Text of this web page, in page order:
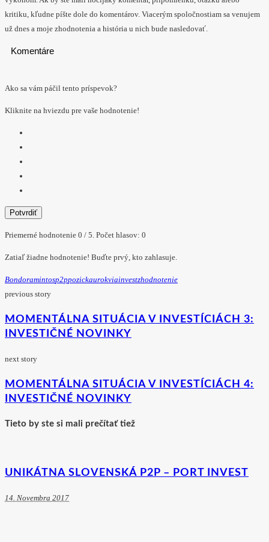
kritiku, kľudne píšte dole do komentárov. Viacerým spoločnostiam sa venujem
už dnes a moje zhodnotenia a história u nich bude nasledovať.
Komentáre
Ako sa vám páčil tento príspevok?
Kliknite na hviezdu pre vaše hodnotenie!
Potvrdiť
Priemerné hodnotenie 0 / 5. Počet hlasov: 0
Zatiaľ žiadne hodnotenie! Buďte prvý, kto zahlasuje.
BondoraMintosP2pPozickaUrokViainvestZhodnotenie
previous story
MOMENTÁLNA SITUÁCIA V INVESTÍCIÁCH 3:
INVESTIČNÉ NOVINKY
next story
MOMENTÁLNA SITUÁCIA V INVESTÍCIÁCH 4:
INVESTIČNÉ NOVINKY
Tieto by ste si mali prečítať tiež
UNIKÁTNA SLOVENSKÁ P2P – PORT INVEST
14. Novembra 2017